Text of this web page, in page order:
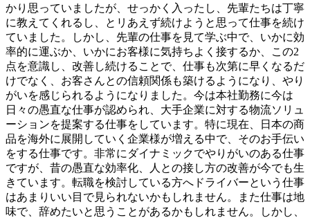
かり思っていましたが、せっかく入ったし、先輩たちは丁寧
に教えてくれるし、とリあえず続けようと思って仕事を続け
ていました。しかし、先輩の仕事を見て学ぶ中で、いかに効
率的に運ぶか、いかにお客様に気持ちよく接するか、この2
点を意識し、改善し続けることで、仕事も次第に早くなるだ
けでなく、お客さんとの信頼関係も築けるようになり、やり
がいを感じられるようになりました。今は本社勤務に今は
日々の愚直な仕事が認められ、大手企業に対する物流ソリュ
ーションを提案する仕事をしています。特に現在、日本の商
品を海外に展開していく企業様が増える中で、そのお手伝い
をする仕事です。非常にダイナミックでやりがいのある仕事
ですが、昔の愚直な効率化、人との接し方の改善が今でも生
きています。転職を検討している方へドライバーという仕事
はあまりいい目で見られないかもしれません。また仕事は地
味で、辞めたいと思うことがあるかもしれません。しかし、